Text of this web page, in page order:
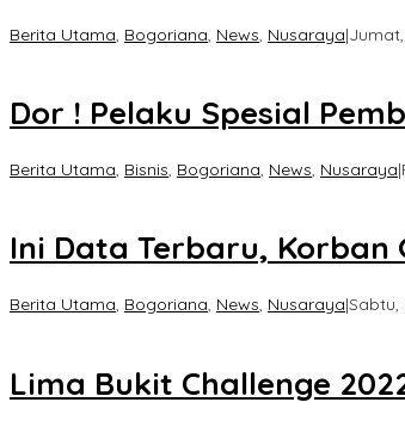
Berita Utama, Bogoriana, News, Nusaraya|
Dor ! Pelaku Spesial
Berita Utama, Bisnis, Bogoriana, News, Nusaraya|
Ini Data Terbaru, Korban
Berita Utama, Bogoriana, News, Nusaraya|Sabtu,
Lima Bukit Challenge